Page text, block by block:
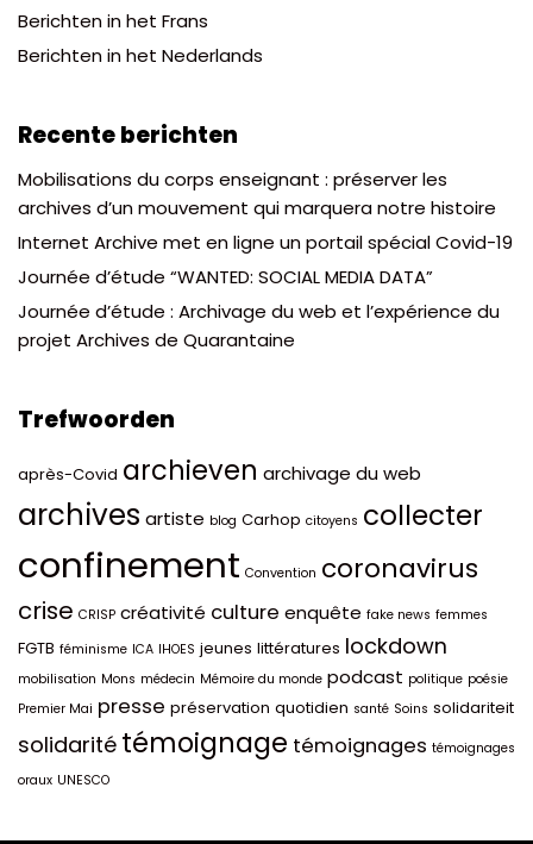
Berichten in het Frans
Berichten in het Nederlands
Recente berichten
Mobilisations du corps enseignant : préserver les
archives d’un mouvement qui marquera notre histoire
Internet Archive met en ligne un portail spécial Covid-19
Journée d’étude “WANTED: SOCIAL MEDIA DATA”
Journée d’étude : Archivage du web et l’expérience du
projet Archives de Quarantaine
Trefwoorden
après-Covid archieven archivage du web
archives artiste blog Carhop citoyens collecter
confinement Convention coronavirus
crise CRISP créativité culture enquête fake news femmes
FGTB féminisme ICA IHOES jeunes littératures lockdown
mobilisation Mons médecin Mémoire du monde podcast politique poésie
Premier Mai presse préservation quotidien santé Soins solidariteit
solidarité témoignage témoignages témoignages
oraux UNESCO